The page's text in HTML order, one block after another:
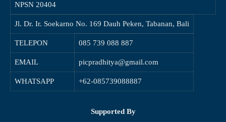
NPSN 20404
Jl. Dr. Ir. Soekarno No. 169 Dauh Peken, Tabanan, Bali
TELEPON 085 739 088 887
EMAIL picpradhitya@gmail.com
WHATSAPP +62-085739088887
Supported By